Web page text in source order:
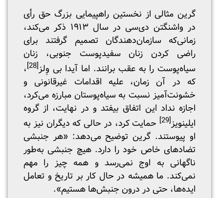
گرین مثالی از نخستین راهپیمایی بزرگ حق رأی
در واشنگتن دی‌سی در سال ۱۹۱۳ ذکر می‌کند،
زمانی‌که سازمان‌دهندگان تصمیم گرفتند برای
راضی کردن زنان سفیدپوست جنوبی، زنان
سیاه‌پوست را به عقب برانند. اما آیدا بی وِلز[28]
،
که در آن زمان، علیه اقدامات غیرقانونی و
خشونت‌آمیز نسبت به سیاه‌پوستان مبارزه می‌کرد،
اجازه نداد این اتفاق بیفتد و در نهایت، از گروه
ایلینویز[29]
حمایت کرد، در حالی که دیگران نیز به
او پیوستند. گرین توضیح می‌دهد: «هر جنبشی
تضادهای خاص خود را دارد. هیچ جنبشی به‌طور
ناگهانی به اوج نمی‌رسد و همه چیز را مهم
نمی‌کند. ما همیشه در حال کار بر تاریخ و تعامل
ایده‌ها، حتی در درون جنبش‌ها هستیم».